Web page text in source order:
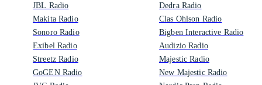
JBL Radio
Makita Radio
Sonoro Radio
Exibel Radio
Streetz Radio
GoGEN Radio
Dedra Radio
Clas Ohlson Radio
Bigben Interactive Radio
Audizio Radio
Majestic Radio
New Majestic Radio